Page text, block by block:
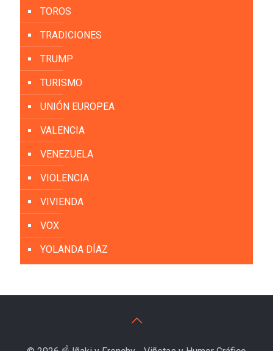
TOROS
TRADICIONES
TRUMP
TURISMO
UNIÓN EUROPEA
VALENCIA
VENEZUELA
VIOLENCIA
VIVIENDA
VOX
YOLANDA DÍAZ